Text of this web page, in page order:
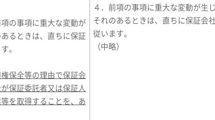
の事項に重大な変動が
るときは、直ちに保証
。
保全等の理由で保証会
保証委託者又は保証人
を取得することを、あ
４．前項の事項に重大な変動が生
それのあるときは、直ちに保証会
従います。
（中略）